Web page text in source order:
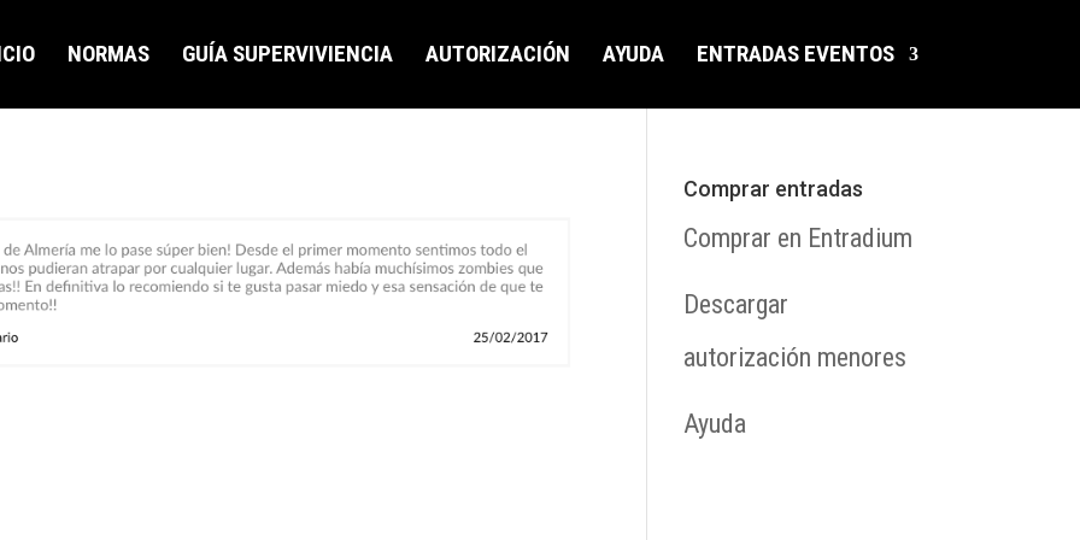
NORMAS GUÍA SUPERVIVIENCIA AUTORIZACIÓN AYUDA ENTRADAS EVENTOS
Comprar entradas
Comprar en Entradium
Descargar
autorización menores
Ayuda